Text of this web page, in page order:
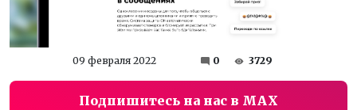
09 февраля 2022 0 3729
Подпишитесь на нас в MAX